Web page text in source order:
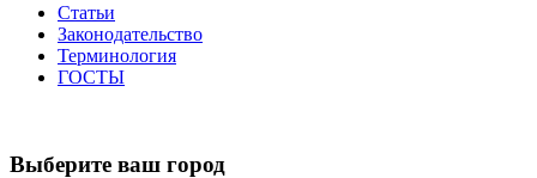
Статьи
Законодательство
Терминология
ГОСТЫ
Выберите ваш город